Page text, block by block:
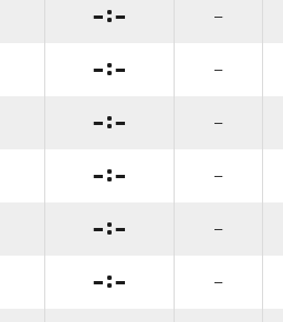
: –
: –
: –
: –
: –
: –